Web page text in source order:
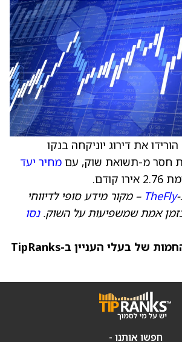
Keefe Bruyette הורידו את דירוג יוניקחה בנקו
חסר מ-תשואת שוק, עם מחיר יעד
TheFly – מקור מידע סופי לדיווחי
אמת שמשפיעות על השוק.נסו
ראו את המניות החמות של בעלי העניין ב-TipRanks
חפשו אותנו -